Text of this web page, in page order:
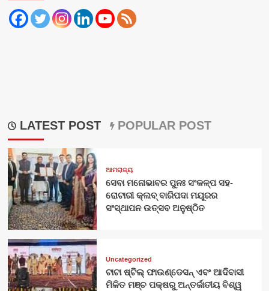
LATEST POST POPULAR POST
ଆମରାଜ୍ୟ
ସେବା ମନୋଭାବର ପୁନଃ ସଂକଳ୍ପ ସହ-
ରୋଟାରୀ କ୍ଲବ୍ ବାରିପଦା ମୟୂରର
ସଂସ୍ଥାପନ ଉତ୍ସବ ଅନୁଷ୍ଠିତ
Uncategorized
ଟାଟା ଷ୍ଟିଲ୍ ଫାଉଣ୍ଡେସନ୍ ଏବଂ ଆଦିବାସୀ
ମିଳିତ ମଞ୍ଚ ପକ୍ଷରୁ ଅନ୍ତର୍ଜାତୀୟ ବିଶ୍ୱ